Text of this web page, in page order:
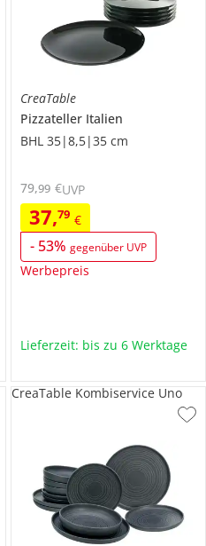
CreaTable
Pizzateller Italien
BHL 35|8,5|35 cm
37,79 €
- 53% gegenüber UVP
Werbepreis
79,99 €UVP
Lieferzeit: bis zu 6 Werktage
CreaTable Kombiservice Uno